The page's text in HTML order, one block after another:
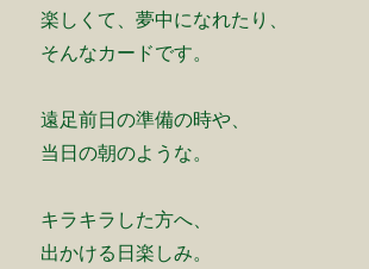
楽しくて、夢中になれたり、
そんなカードです。
遠足前日の準備の時や、
当日の朝のような。
キラキラした方へ、
出かける日楽しみ。